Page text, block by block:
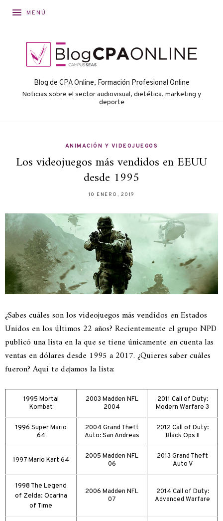
MENÚ
Blog de CPA Online, Formación Profesional Online
Noticias sobre el sector audiovisual, dietética, marketing y
deporte
ANIMACIÓN Y VIDEOJUEGOS
Los videojuegos más vendidos en EEUU
desde 1995
10 ENERO, 2019
¿Sabes cuáles son los videojuegos más vendidos en Estados
Unidos en los últimos 22 años? Recientemente el grupo NPD
publicó una lista en la que se tiene únicamente en cuenta las
ventas en dólares desde 1995 a 2017. ¿Quieres saber cuáles
fueron? Aquí te dejamos la lista:
1995 Mortal
Kombat
2003 Madden NFL
2004
2011 Call of Duty:
Modern Warfare 3
1996 Super Mario
64
2004 Grand Theft
Auto: San Andreas
2012 Call of Duty:
Black Ops II
1997 Mario Kart 64
2005 Madden NFL
06
2013 Grand Theft
Auto V
1998 The Legend
of Zelda: Ocarina
of Time
2006 Madden NFL
07
2014 Call of Duty:
Advanced Warfare